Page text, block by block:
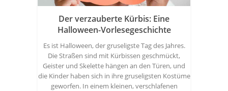
Der verzauberte Kürbis: Eine
Halloween-Vorlesegeschichte
Es ist Halloween, der gruseligste Tag des Jahres.
Die Straßen sind mit Kürbissen geschmückt,
Geister und Skelette hängen an den Türen, und
die Kinder haben sich in ihre gruseligsten Kostüme
geworfen. In einem kleinen, verschlafenen